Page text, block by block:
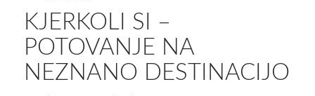
KJERKOLI SI –
POTOVANJE NA
NEZNANO DESTINACIJO